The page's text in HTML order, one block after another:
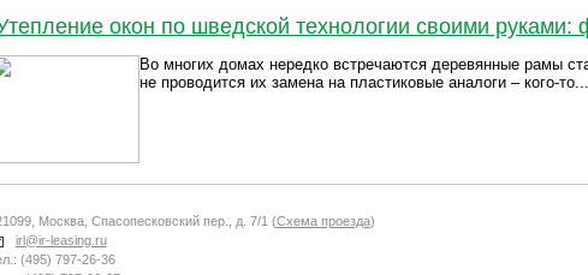
окон по шведской технологии своими руками:
Во многих домах нередко встречаются деревянные рамы
не проводится их замена на пластиковые аналоги – кого-то...
Москва, Спасопесковский пер., д. 7/1 (Схема проезда)
irl@ir-leasing.ru
(495) 797-26-36